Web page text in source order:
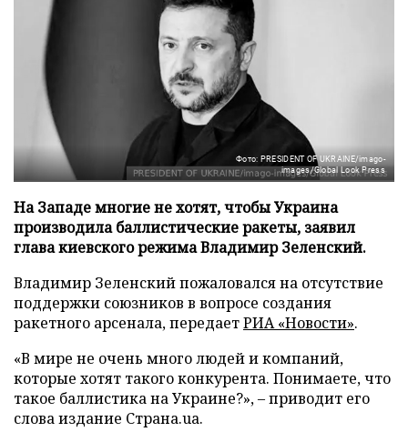
Фото: PRESIDENT OF UKRAINE/imago-
images/Global Look Press
На Западе многие не хотят, чтобы Украина
производила баллистические ракеты, заявил
глава киевского режима Владимир Зеленский.
Владимир Зеленский пожаловался на отсутствие
поддержки союзников в вопросе создания
ракетного арсенала, передаетРИА «Новости».
«В мире не очень много людей и компаний,
которые хотят такого конкурента. Понимаете, что
такое баллистика на Украине?», – приводит его
слова издание Страна.ua.